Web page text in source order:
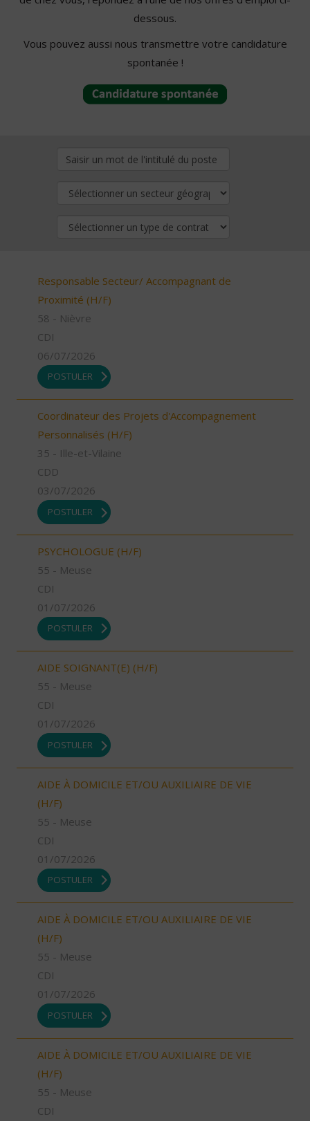
dessous.
Vous pouvez aussi nous transmettre votre candidature
spontanée !
Responsable Secteur/ Accompagnant de
Proximité (H/F)
58 - Nièvre
CDI
06/07/2026
POSTULER
Coordinateur des Projets d'Accompagnement
Personnalisés (H/F)
35 - Ille-et-Vilaine
CDD
03/07/2026
POSTULER
PSYCHOLOGUE (H/F)
55 - Meuse
CDI
01/07/2026
POSTULER
AIDE SOIGNANT(E) (H/F)
55 - Meuse
CDI
01/07/2026
POSTULER
AIDE À DOMICILE ET/OU AUXILIAIRE DE VIE
(H/F)
55 - Meuse
CDI
01/07/2026
POSTULER
AIDE À DOMICILE ET/OU AUXILIAIRE DE VIE
(H/F)
55 - Meuse
CDI
01/07/2026
POSTULER
AIDE À DOMICILE ET/OU AUXILIAIRE DE VIE
(H/F)
55 - Meuse
CDI